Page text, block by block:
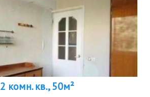
2 комн. кв., 50м²